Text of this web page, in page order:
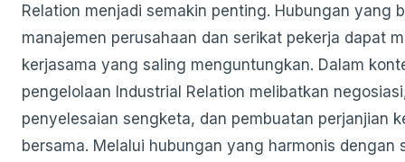
Relation menjadi semakin penting. Hubungan yang
manajemen perusahaan dan serikat pekerja dapat
kerjasama yang saling menguntungkan. Dalam
pengelolaan Industrial Relation melibatkan
penyelesaian sengketa, dan pembuatan perjanjian
bersama. Melalui hubungan yang harmonis dengan